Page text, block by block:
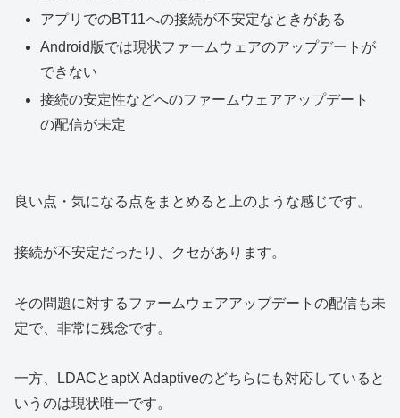
アプリでのBT11への接続が不安定なときがある
Android版では現状ファームウェアのアップデートが
できない
接続の安定性などへのファームウェアアップデート
の配信が未定
良い点・気になる点をまとめると上のような感じです。
接続が不安定だったり、クセがあります。
その問題に対するファームウェアアップデートの配信も未
定で、非常に残念です。
一方、LDACとaptX Adaptiveのどちらにも対応していると
いうのは現状唯一です。